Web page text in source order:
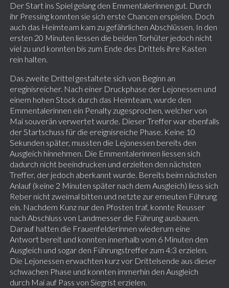
Der Start ins Spiel gelang den Emmentalerinnen gut. Durch
ihr Pressing konnten sie sich erste Chancen erspielen. Doch
auch das Heimteam kam zu gefährlichen Abschlüssen. In den
ersten 20 Minuten liessen die beiden Torhüter jedoch nicht
viel zu und konnten bis zum Ende des Drittels ihre Kasten
rein halten.
Das zweite Drittel gestaltete sich von Beginn an
ereginisreicher. Nach einer Druckphase der Lejonessen und
einem hohen Stock durch das Heimteam, wurde den
Emmentalerinnen ein Penalty zugesprochen, welcher von
Mai souverän verwertet wurde. Dieser Treffer war ebenfalls
der Startschuss für die ereignisreiche Phase. Keine 10
Sekunden später, mussten die Lejonessen bereits den
Ausgleich hinnehmen. Die Emmentalerinnen liessen sich
dadurch nicht beeindrucken und erzielten den nächsten
Treffer, der jedoch aberkannt wurde. Bereits beim nächsten
Anlauf (keine 2 Minuten später nach dem Ausgleich) liess sich
Reber nicht zweimal bitten und netzte zur erneuten Führung
ein. Nachdem Kunz nur den Pfosten traf, konnte Reusser
nach Abschluss von Landmesser die Führung ausbauen.
Darauf hatten die Frauenfelderinnen wiederum eine
Antwort bereit und konnten innerhalb vom 6 Minuten den
Ausgleich und sogar den Führungstreffer zum 4:3 erzielen.
Die Lejonessen erwachten kurz vor Drittelsende aus dieser
schwachen Phase und konnten immerhin den Ausgleich
durch Mai auf Pass von Siegrist erzielen.